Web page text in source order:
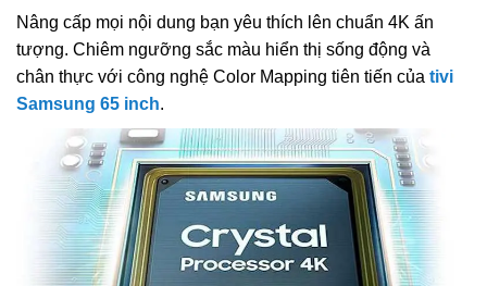
Nâng cấp mọi nội dung bạn yêu thích lên chuẩn 4K ấn
tượng. Chiêm ngưỡng sắc màu hiển thị sống động và
chân thực với công nghệ Color Mapping tiên tiến của tivi
Samsung 65 inch.